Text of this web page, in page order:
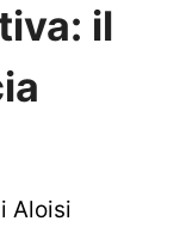
il
Aloisi